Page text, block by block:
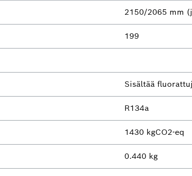
2150/2065 mm
199
Sisältää
R134a
1430 kgCO2-eq
0.440 kg